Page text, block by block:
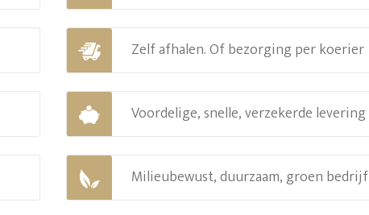
Zelf afhalen. Of bezorging per koerier
Voordelige, snelle, verzekerde levering
Milieubewust, duurzaam, groen bedrijf